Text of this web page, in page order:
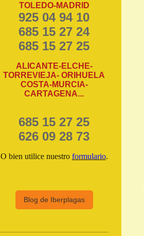
TOLEDO-MADRID
925 04 94 10
685 15 27 24
685 15 27 25
ALICANTE-ELCHE-
TORREVIEJA- ORIHUELA
COSTA-MURCIA-
CARTAGENA...
685 15 27 25
626 09 28 73
O bien utilice nuestro formulario.
Blog de Iberplagas